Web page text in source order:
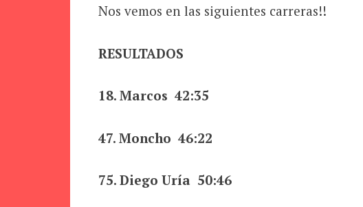
Nos vemos en las siguientes carreras!!
RESULTADOS
18. Marcos 42:35
47. Moncho 46:22
75. Diego Uría 50:46